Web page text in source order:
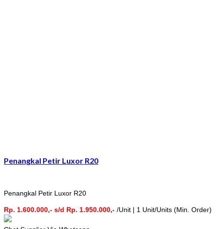
Penangkal Petir Luxor R20
Penangkal Petir Luxor R20
Rp. 1.600.000,- s/d Rp. 1.950.000,- /Unit | 1 Unit/Units (Min. Order)